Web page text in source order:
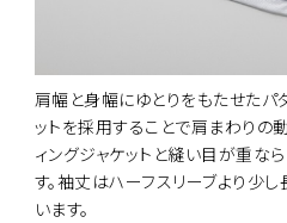
肩幅と身幅にゆとりをもたせたパ
ットを採用することで肩まわりの
ィングジャケットと縫い目が重な
す。袖丈はハーフスリーブより少
います。